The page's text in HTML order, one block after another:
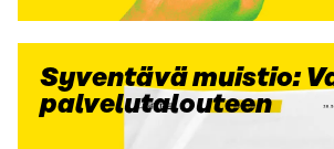
Syventävä muistio:
palvelutalouteen